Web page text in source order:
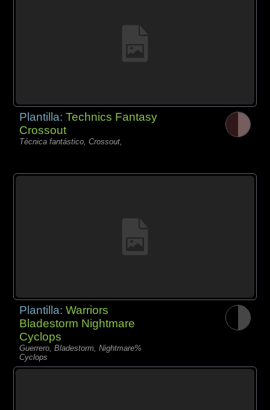
Plantilla:Technics Fantasy
Crossout
Técnica fantástico, Crossout,
Plantilla:Warriors
Bladestorm Nightmare
Cyclops
Guerrero, Bladestorm, Nightmare%
Cyclops